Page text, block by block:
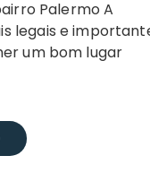
legais e
um bom lugar